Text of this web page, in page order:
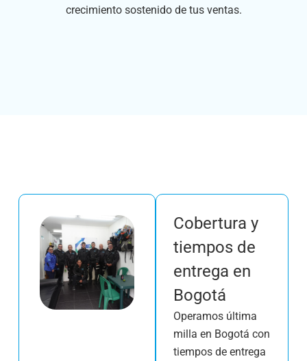
crecimiento sostenido de tus ventas.
Cobertura y
tiempos de
entrega en
Bogotá
Operamos última
milla en Bogotá con
tiempos de entrega